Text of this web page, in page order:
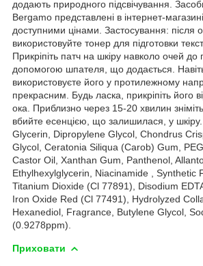
додають природного підсвічування.
Bergamo представлені в інтернет-
доступними цінами. Застосування: після
використовуйте тонер для підготовки
Прикріпіть патч на шкіру навколо очей до
допомогою шпателя, що додається.
використовуєте його у протилежному
прекрасним. Будь ласка, прикріпіть його
ока. Приблизно через 15-20 хвилин
вбийте есенцією, що залишилася, у
Glycerin, Dipropylene Glycol, Chondrus
Glycol, Ceratonia Siliqua (Carob) Gum,
Castor Oil, Xanthan Gum, Panthenol,
Ethylhexylglycerin, Niacinamide , Synthetic
Titanium Dioxide (Cl 77891), Disodium
Iron Oxide Red (Cl 77491), Hydrolyzed
Hexanediol, Fragrance, Butylene Glycol,
(0.9278ppm).
Приховати